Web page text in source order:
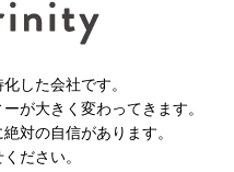
した会社です。
が大きく変わってきます。
対の自信があります。
ださい。